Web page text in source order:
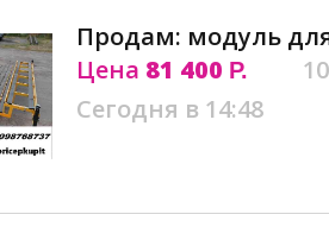
Продам: модуль
Цена 81 400 Р.
Сегодня в 14:48